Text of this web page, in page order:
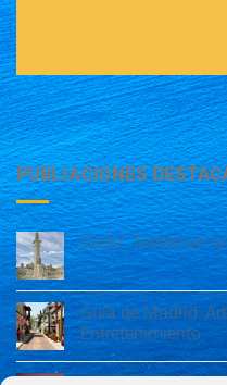
PUBLIACIONES
Cádiz: Tesoro en
Guía de Madrid:
Entretenimiento